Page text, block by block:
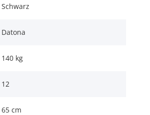
Schwarz
Datona
140 kg
12
65 cm